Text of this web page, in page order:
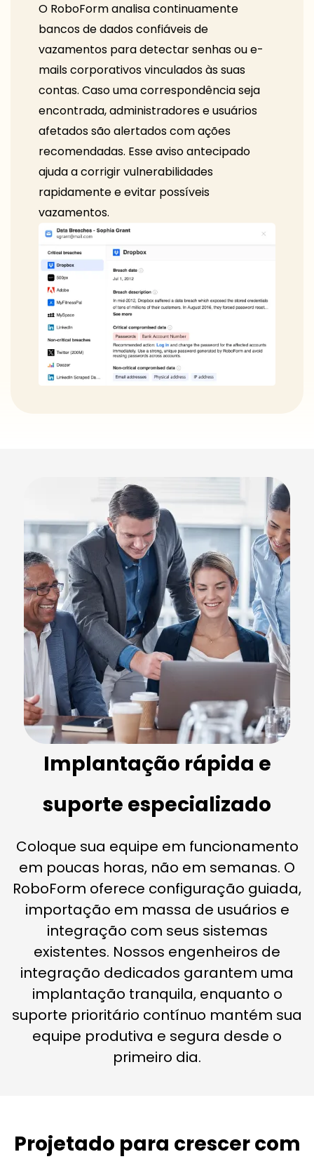
O RoboForm analisa continuamente
bancos de dados confiáveis de
vazamentos para detectar senhas ou e-
mails corporativos vinculados às suas
contas. Caso uma correspondência seja
encontrada, administradores e usuários
afetados são alertados com ações
recomendadas. Esse aviso antecipado
ajuda a corrigir vulnerabilidades
rapidamente e evitar possíveis
vazamentos.
Implantação rápida e
suporte especializado
Coloque sua equipe em funcionamento
em poucas horas, não em semanas. O
RoboForm oferece configuração guiada,
importação em massa de usuários e
integração com seus sistemas
existentes. Nossos engenheiros de
integração dedicados garantem uma
implantação tranquila, enquanto o
suporte prioritário contínuo mantém sua
equipe produtiva e segura desde o
primeiro dia.
Projetado para crescer com